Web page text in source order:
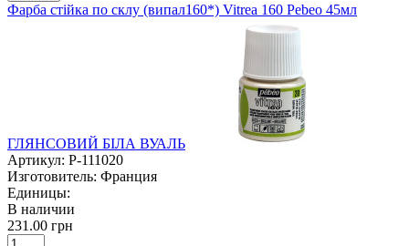
Фарба стійка по склу (випал160*) Vitrea 160 Pebeo 45мл
ГЛЯНСОВИЙ БІЛА ВУАЛЬ
Артикул: P-111020
Изготовитель: Франция
Единицы:
В наличии
231.00 грн